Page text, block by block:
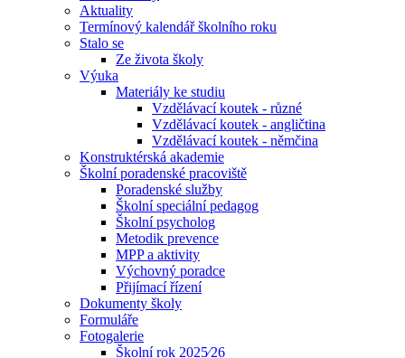
Aktuality
Termínový kalendář školního roku
Stalo se
Ze života školy
Výuka
Materiály ke studiu
Vzdělávací koutek - různé
Vzdělávací koutek - angličtina
Vzdělávací koutek - němčina
Konstruktérská akademie
Školní poradenské pracoviště
Poradenské služby
Školní speciální pedagog
Školní psycholog
Metodik prevence
MPP a aktivity
Výchovný poradce
Přijímací řízení
Dokumenty školy
Formuláře
Fotogalerie
Školní rok 2025⁄26